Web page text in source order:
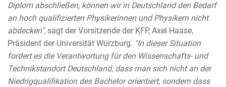
Diplom abschließen, können wir in Deutschland den Bedarf
an hoch qualifizierten Physikerinnen und Physikern nicht
abdecken", sagt der Vorsitzende der KFP, Axel Haase,
Präsident der Universität Würzburg. "In dieser Situation
fordert es die Verantwortung für den Wissenschafts- und
Technikstandort Deutschland, dass man sich nicht an der
Niedrigqualifikation des Bachelor orientiert, sondern dass